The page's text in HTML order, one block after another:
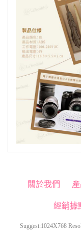
關於我們
經銷據
Suggest:1024X768